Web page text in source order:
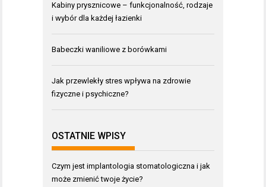
Kabiny prysznicowe – funkcjonalność, rodzaje
i wybór dla każdej łazienki
Babeczki waniliowe z borówkami
Jak przewlekły stres wpływa na zdrowie
fizyczne i psychiczne?
OSTATNIE WPISY
Czym jest implantologia stomatologiczna i jak
może zmienić twoje życie?